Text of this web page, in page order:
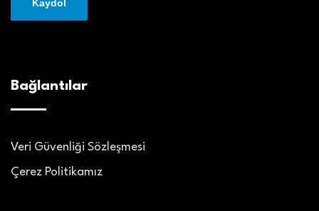
Bağlantılar
Veri Güvenliği Sözleşmesi
Çerez Politikamız